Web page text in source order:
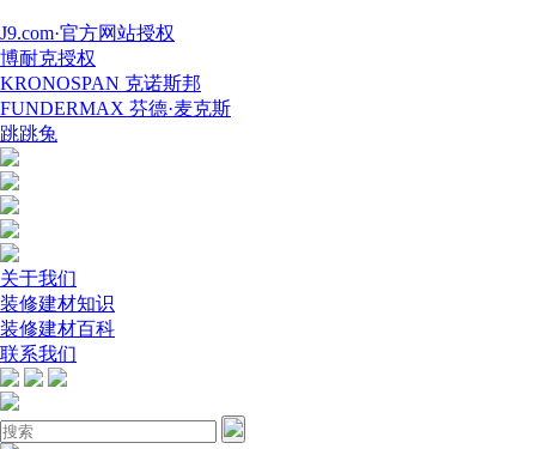
J9.com·官方网站授权
博耐克授权
KRONOSPAN 克诺斯邦
FUNDERMAX 芬德·麦克斯
跳跳兔
关于我们
装修建材知识
装修建材百科
联系我们